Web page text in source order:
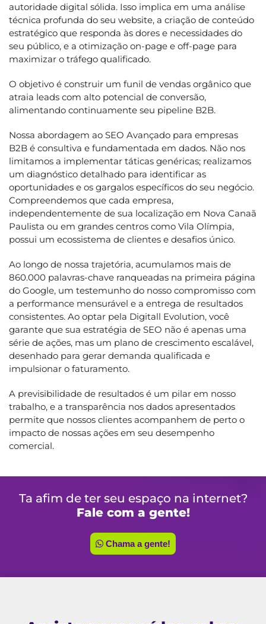
autoridade digital sólida. Isso implica em uma análise
técnica profunda do seu website, a criação de conteúdo
estratégico que responda às dores e necessidades do
seu público, e a otimização on-page e off-page para
maximizar o tráfego qualificado.
O objetivo é construir um funil de vendas orgânico que
atraia leads com alto potencial de conversão,
alimentando continuamente seu pipeline B2B.
Nossa abordagem ao SEO Avançado para empresas
B2B é consultiva e fundamentada em dados. Não nos
limitamos a implementar táticas genéricas; realizamos
um diagnóstico detalhado para identificar as
oportunidades e os gargalos específicos do seu negócio.
Compreendemos que cada empresa,
independentemente de sua localização em Nova Canaã
Paulista ou em grandes centros como Vila Olímpia,
possui um ecossistema de clientes e desafios único.
Ao longo de nossa trajetória, acumulamos mais de
860.000 palavras-chave ranqueadas na primeira página
do Google, um testemunho do nosso compromisso com
a performance mensurável e a entrega de resultados
consistentes. Ao optar pela Digitall Evolution, você
garante que sua estratégia de SEO não é apenas uma
série de ações, mas um plano de crescimento escalável,
desenhado para gerar demanda qualificada e
impulsionar o faturamento.
A previsibilidade de resultados é um pilar em nosso
trabalho, e a transparência nos dados apresentados
permite que nossos clientes acompanhem de perto o
impacto de nossas ações em seu desempenho
comercial.
Ta afim de ter seu espaço na internet?
Fale com a gente!
Chama a gente!